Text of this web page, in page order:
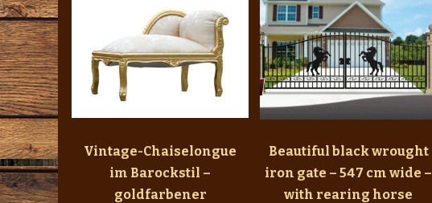
Vintage-Chaiselongue
im Barockstil –
goldfarbener
Beautiful black wrought
iron gate – 547 cm wide –
with rearing horse